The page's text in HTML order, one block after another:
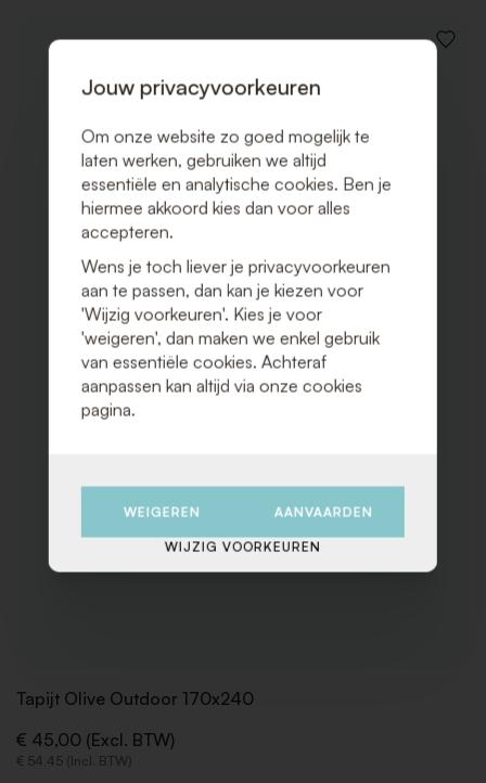
VOEG
Tapijt Olive Outdoor 170x240
€ 45,00 (Excl. BTW)
€ 54,45 (Incl. BTW)
Jouw privacyvoorkeuren
Om onze website zo goed mogelijk te
laten werken, gebruiken we altijd
essentiële en analytische cookies. Ben je
hiermee akkoord kies dan voor alles
accepteren.
Wens je toch liever je privacyvoorkeuren
aan te passen, dan kan je kiezen voor
'Wijzig voorkeuren'. Kies je voor
'weigeren', dan maken we enkel gebruik
van essentiële cookies. Achteraf
aanpassen kan altijd via onze cookies
pagina.
WEIGEREN AANVAARDEN
WIJZIG VOORKEUREN